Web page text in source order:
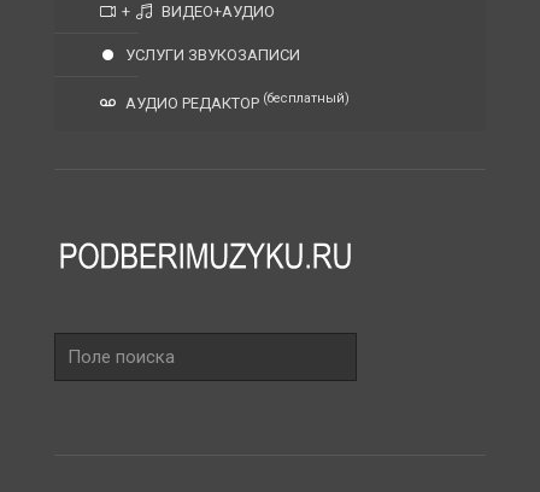
+ ВИДЕО+АУДИО
УСЛУГИ ЗВУКОЗАПИСИ
АУДИО РЕДАКТОР (бесплатный)
поиска